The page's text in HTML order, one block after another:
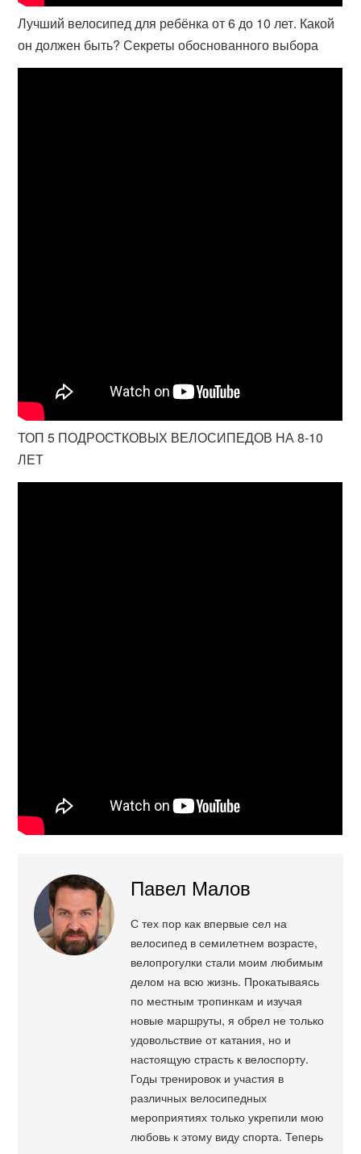
Лучший велосипед для ребёнка от 6 до 10 лет. Какой
он должен быть? Секреты обоснованного выбора
ТОП 5 ПОДРОСТКОВЫХ ВЕЛОСИПЕДОВ НА 8-10
ЛЕТ
Павел Малов
С тех пор как впервые сел на
велосипед в семилетнем возрасте,
велопрогулки стали моим любимым
делом на всю жизнь. Прокатываясь
по местным тропинкам и изучая
новые маршруты, я обрел не только
удовольствие от катания, но и
настоящую страсть к велоспорту.
Годы тренировок и участия в
различных велосипедных
мероприятиях только укрепили мою
любовь к этому виду спорта. Теперь